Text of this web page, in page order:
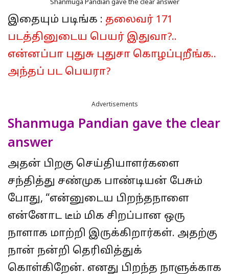
Shanmuga Pandian gave the clear answer
இதையும் படிங்க : தலைவர் 171
படத்தினுடைய பெயர் இதுவா?..
என்னப்பா புதுசு புதுசா கொழப்புறீங்க..
அந்தப் பட பெயரா?
Advertisements
Shanmuga Pandian gave the clear
answer
அதன் பிறகு செய்தியாளர்களை
சந்தித்து சண்முக பாண்டியன் பேசும்
போது, “என்னுடைய பிறந்தநாளை
என்னோட டீம் மிக சிறப்பான ஒரு
நாளாக மாற்றி இருக்கிறார்கள். அதற்கு
நான் நன்றி தெரிவித்துக்
கொள்கிறேன். எனது பிறந்த நாளுக்காக